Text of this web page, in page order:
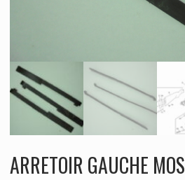
ARRETOIR GAUCHE